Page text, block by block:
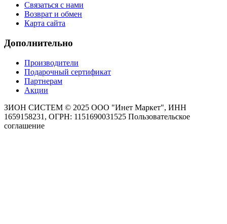
Связаться с нами
Возврат и обмен
Карта сайта
Дополнительно
Производители
Подарочный сертификат
Партнерам
Акции
ЗИОН СИСТЕМ © 2025 ООО "Инет Маркет", ИНН
1659158231, ОГРН: 1151690031525 Пользовательское
соглашение